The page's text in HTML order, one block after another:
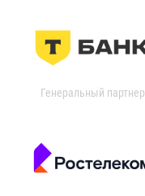
Генеральный партнер